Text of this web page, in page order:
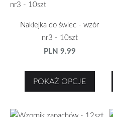
Naklejka do świec - wzór
nr3 - 10szt
PLN 9.99
POKAŻ OPCJE